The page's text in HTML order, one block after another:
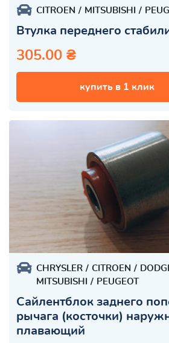
CITROEN MITSUBISHI
Втулка переднего
305.00 ₴
купить в 1 клик
CHRYSLER CITROEN
MITSUBISHI
PEUGEOT
Сайлентблок заднего
рычага (косточки)
плавающий